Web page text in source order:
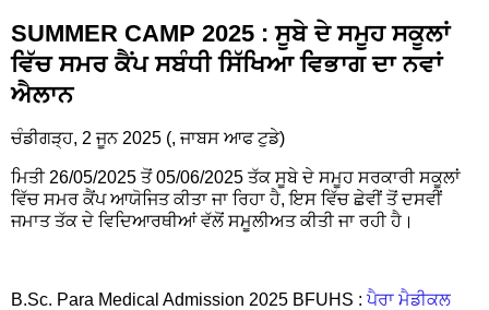
SUMMER CAMP 2025 : ਸੂਬੇ ਦੇ ਸਮੂਹ ਸਕੂਲਾਂ
ਵਿੱਚ ਸਮਰ ਕੈਂਪ ਸਬੰਧੀ ਸਿੱਖਿਆ ਵਿਭਾਗ ਦਾ ਨਵਾਂ
ਐਲਾਨ
ਚੰਡੀਗੜ੍ਹ, 2 ਜੂਨ 2025 (, ਜਾਬਸ ਆਫ ਟੁਡੇ)
ਮਿਤੀ 26/05/2025 ਤੋਂ 05/06/2025 ਤੱਕ ਸੂਬੇ ਦੇ ਸਮੂਹ ਸਰਕਾਰੀ ਸਕੂਲਾਂ
ਵਿੱਚ ਸਮਰ ਕੈਂਪ ਆਯੋਜਿਤ ਕੀਤਾ ਜਾ ਰਿਹਾ ਹੈ, ਇਸ ਵਿੱਚ ਛੇਵੀਂ ਤੋਂ ਦਸਵੀਂ
ਜਮਾਤ ਤੱਕ ਦੇ ਵਿਦਿਆਰਥੀਆਂ ਵੱਲੋਂ ਸਮੂਲੀਅਤ ਕੀਤੀ ਜਾ ਰਹੀ ਹੈ।
B.Sc. Para Medical Admission 2025 BFUHS :ਪੈਰਾ ਮੈਡੀਕਲ